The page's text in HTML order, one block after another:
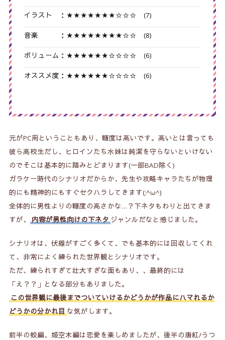
イラスト ：★★★★★★★☆☆☆ (7)
音楽 ：★★★★★★★★☆☆ (8)
ボリューム：★★★★★★☆☆☆☆ (6)
オススメ度：★★★★★★☆☆☆☆ (6)
元がPC用ということもあり、糖度は高いです。高いとは言っても
彼ら高校生だし、ヒロインたち水妹は純潔を守らないといけない
のでそこは基本的に踏みとどまります(一部BAD除く)
ガラケー時代のシナリオだからか、先生や攻略キャラたちが物理
的にも精神的にもすぐセクハラしてきます(;^ω^)
全体的に男性よりの糖度の高さかな…？下ネタもわりと出てきま
すが、
内容が男性向けの下ネタジャンルだなと感じました。
シナリオは、伏線がすごく多くて、でも基本的には回収してくれ
て、非常によく練られた世界観とシナリオです。
ただ、練られすぎて壮大すぎな面もあり、、最終的には
「え？？」となる部分もありました。
この世界観に最後までついていけるかどうかが作品にハマれるか
どうかの分かれ目な気がします。
前半の蛟編、姫空木編は恋愛を楽しめましたが、後半の唐紅/うつ